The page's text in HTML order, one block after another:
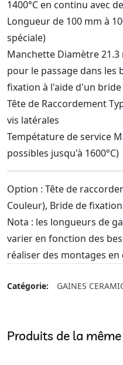
1400°C en continu avec
Longueur de 100 mm à
spéciale)
Manchette Diamètre
pour le passage dans
fixation à l'aide d'un
Tête de Raccordement
vis latérales
Tempétature de service
possibles jusqu'à 1600°C)
Option : Tête de
Couleur), Bride de
Nota : les longueurs de
varier en fonction des
réaliser des montages
Catégorie: GAINES
Produits de la